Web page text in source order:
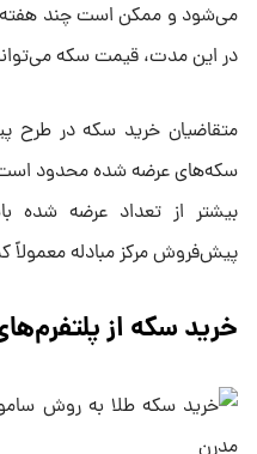
می‌شود و ممکن است چند هفته
در این مدت، قیمت سکه
متقاضیان خرید سکه در طرح
سکه‌های عرضه شده محدود است
بیشتر از تعداد عرضه شده
پیش‌فروش مرکز مبادله معمولاً
خرید سکه از